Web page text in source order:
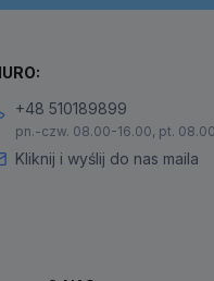
+48 510189899
pn.-czw. 08.00-16.00, pt.
Kliknij i wyślij do nas maila